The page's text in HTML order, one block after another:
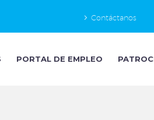
Contáctanos
PORTAL DE EMPLEO